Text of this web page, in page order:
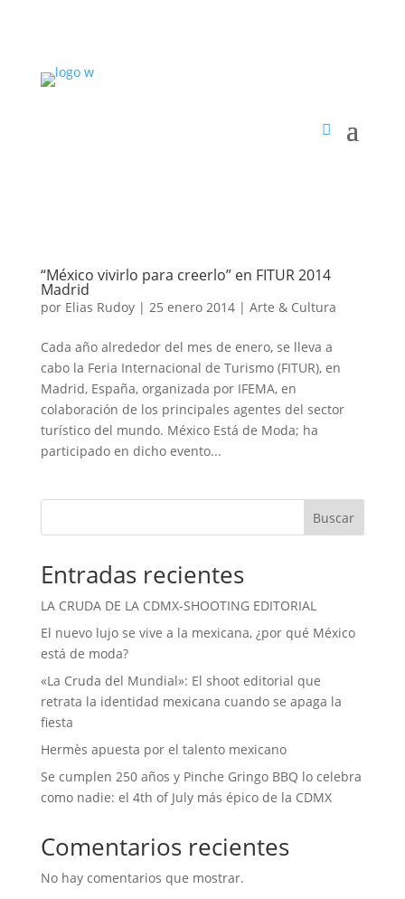
“México vivirlo para creerlo” en FITUR 2014
Madrid
por Elias Rudoy| 25 enero 2014| Arte & Cultura
Cada año alrededor del mes de enero, se lleva a
cabo la Feria Internacional de Turismo (FITUR), en
Madrid, España, organizada por IFEMA, en
colaboración de los principales agentes del sector
turístico del mundo. México Está de Moda; ha
participado en dicho evento...
Buscar
Entradas recientes
LA CRUDA DE LA CDMX-SHOOTING EDITORIAL
El nuevo lujo se vive a la mexicana, ¿por qué México
está de moda?
«La Cruda del Mundial»: El shoot editorial que
retrata la identidad mexicana cuando se apaga la
fiesta
Hermès apuesta por el talento mexicano
Se cumplen 250 años y Pinche Gringo BBQ lo celebra
como nadie: el 4th of July más épico de la CDMX
Comentarios recientes
No hay comentarios que mostrar.